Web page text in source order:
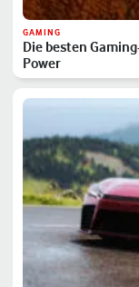
GAMING
Die besten
Power